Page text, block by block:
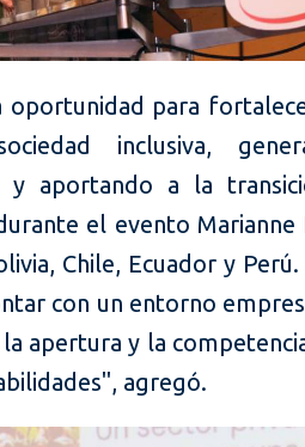
oportunidad para
inclusiva,
y aportando a la
el evento Marianne
Chile, Ecuador y
con un entorno
apertura y la
agregó.